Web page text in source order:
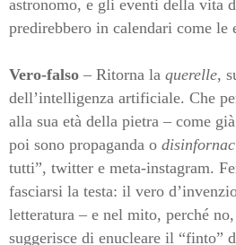
astronomo, e gli eventi della vita
predirebbero in calendari come le
Vero-falso – Ritorna la querelle,
dell’intelligenza artificiale. Che
alla sua età della pietra – come
poi sono propaganda o
tutti”, twitter e meta-instagram.
fasciarsi la testa: il vero
letteratura – e nel mito, perché
suggerisce di enucleare il “finto”